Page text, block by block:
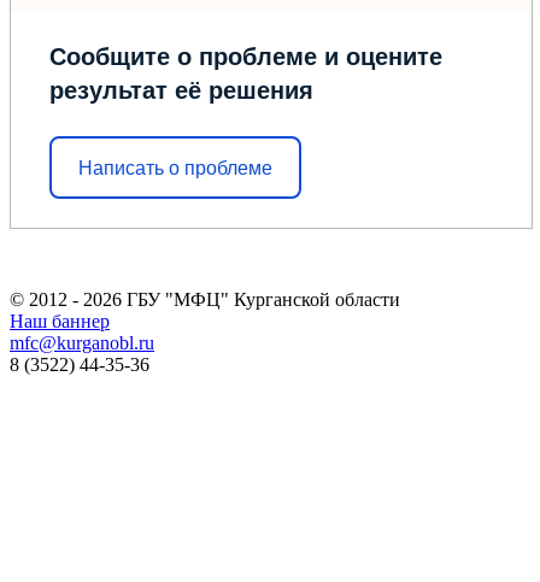
Сообщите о проблеме и оцените
результат её решения
Написать о проблеме
© 2012 - 2026 ГБУ "МФЦ" Курганской области
Наш баннер
mfc@kurganobl.ru
8 (3522) 44-35-36